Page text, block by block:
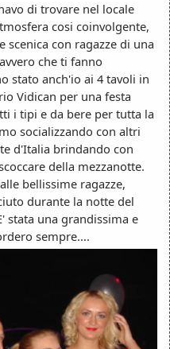
di trovare nel locale
cosi coinvolgente,
scenica con ragazze di una
che ti fanno
stato anch'io ai 4 tavoli in
Vidican per una festa
i tipi e da bere per tutta la
socializzando con altri
d'Italia brindando con
della mezzanotte.
bellissime ragazze,
durante la notte del
stata una grandissima e
sempre....